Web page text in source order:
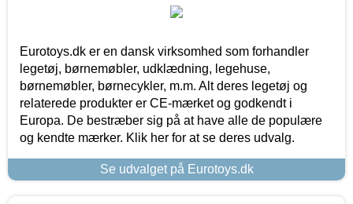
Eurotoys.dk er en dansk virksomhed som forhandler
legetøj, børnemøbler, udklædning, legehuse,
børnemøbler, børnecykler, m.m. Alt deres legetøj og
relaterede produkter er CE-mærket og godkendt i
Europa. De bestræber sig på at have alle de populære
og kendte mærker. Klik her for at se deres udvalg.
Se udvalget på Eurotoys.dk